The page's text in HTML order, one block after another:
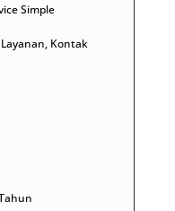
Simple
Kontak